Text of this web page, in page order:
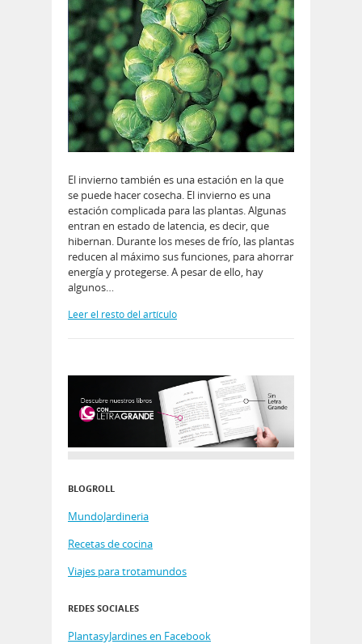
El invierno también es una estación en la que
se puede hacer cosecha. El invierno es una
estación complicada para las plantas. Algunas
entran en estado de latencia, es decir, que
hibernan. Durante los meses de frío, las plantas
reducen al máximo sus funciones, para ahorrar
energía y protegerse. A pesar de ello, hay
algunos…
Leer el resto del artículo
BLOGROLL
MundoJardineria
Recetas de cocina
Viajes para trotamundos
REDES SOCIALES
PlantasyJardines en Facebook